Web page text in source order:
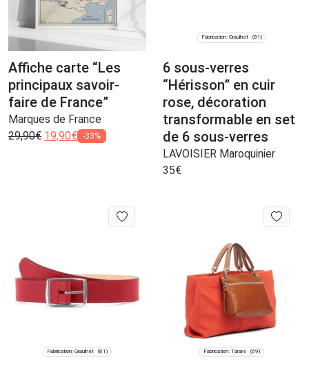
Affiche carte “Les
principaux savoir-
faire de France”
Marques de France
29,90€ 19,90€ -33%
Fabrication: Graulhet (81)
6 sous-verres
“Hérisson” en cuir
rose, décoration
transformable en set
de 6 sous-verres
LAVOISIER Maroquinier
35€
Fabrication: Graulhet (81) Fabrication: Tarare (69)